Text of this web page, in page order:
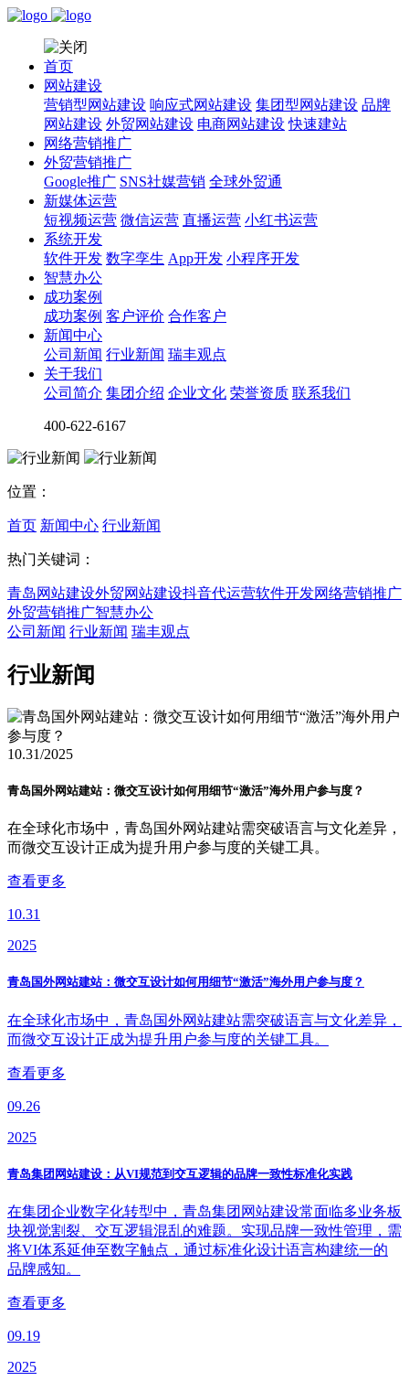
首页
网站建设
营销型网站建设 响应式网站建设 集团型网站建设 品牌
网站建设 外贸网站建设 电商网站建设 快速建站
网络营销推广
外贸营销推广
Google推广 SNS社媒营销 全球外贸通
新媒体运营
短视频运营 微信运营 直播运营 小红书运营
系统开发
软件开发 数字孪生 App开发 小程序开发
智慧办公
成功案例
成功案例 客户评价 合作客户
新闻中心
公司新闻 行业新闻 瑞丰观点
关于我们
公司简介 集团介绍 企业文化 荣誉资质 联系我们
400-622-6167
位置：
首页 新闻中心 行业新闻
热门关键词：
青岛网站建设外贸网站建设抖音代运营软件开发网络营销推广
外贸营销推广智慧办公
公司新闻 行业新闻 瑞丰观点
行业新闻
10.31/2025
青岛国外网站建站：微交互设计如何用细节“激活”海外用户参与度？
在全球化市场中，青岛国外网站建站需突破语言与文化差异，
而微交互设计正成为提升用户参与度的关键工具。
查看更多
10.31
2025
青岛国外网站建站：微交互设计如何用细节“激活”海外用户参与度？
在全球化市场中，青岛国外网站建站需突破语言与文化差异，
而微交互设计正成为提升用户参与度的关键工具。
查看更多
09.26
2025
青岛集团网站建设：从VI规范到交互逻辑的品牌一致性标准化实践
在集团企业数字化转型中，青岛集团网站建设常面临多业务板
块视觉割裂、交互逻辑混乱的难题。实现品牌一致性管理，需
将VI体系延伸至数字触点，通过标准化设计语言构建统一的
品牌感知。
查看更多
09.19
2025